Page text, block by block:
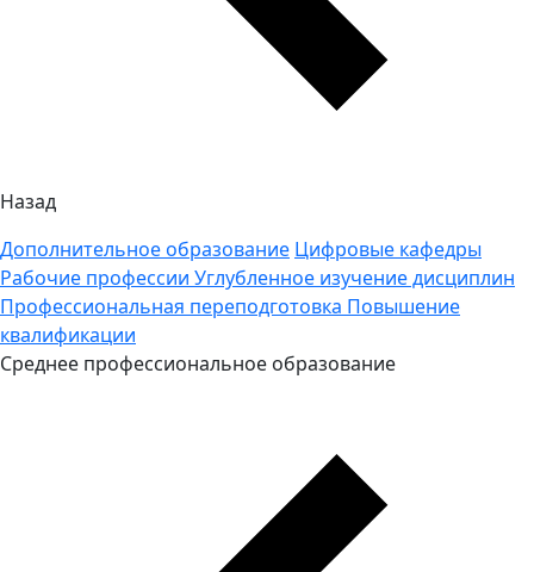
Назад
Дополнительное образование Цифровые кафедры
Рабочие профессии Углубленное изучение дисциплин
Профессиональная переподготовка Повышение
квалификации
Среднее профессиональное образование